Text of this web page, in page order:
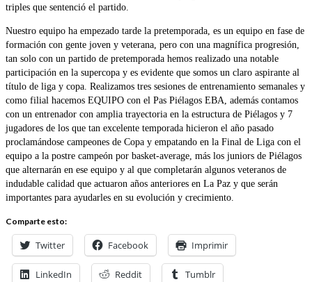
triples que sentenció el partido.
Nuestro equipo ha empezado tarde la pretemporada, es un equipo en fase de
formación con gente joven y veterana, pero con una magnífica progresión,
tan solo con un partido de pretemporada hemos realizado una notable
participación en la supercopa y es evidente que somos un claro aspirante al
título de liga y copa. Realizamos tres sesiones de entrenamiento semanales y
como filial hacemos EQUIPO con el Pas Piélagos EBA, además contamos
con un entrenador con amplia trayectoria en la estructura de Piélagos y 7
jugadores de los que tan excelente temporada hicieron el año pasado
proclamándose campeones de Copa y empatando en la Final de Liga con el
equipo a la postre campeón por basket-average, más los juniors de Piélagos
que alternarán en ese equipo y al que completarán algunos veteranos de
indudable calidad que actuaron años anteriores en La Paz y que serán
importantes para ayudarles en su evolución y crecimiento.
Comparte esto:
Twitter Facebook Imprimir
LinkedIn Reddit Tumblr